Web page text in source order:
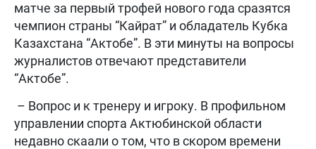
матче за первый трофей нового года сразятся
чемпион страны “Кайрат” и обладатель Кубка
Казахстана “Актобе”. В эти минуты на вопросы
журналистов отвечают представители
“Актобе”.
– Вопрос и к тренеру и игроку. В профильном
управлении спорта Актюбинской области
недавно скаали о том, что в скором времени